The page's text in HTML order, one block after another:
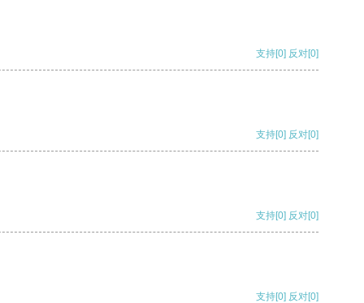
支持[0] 反对[0]
支持[0] 反对[0]
支持[0] 反对[0]
支持[0] 反对[0]